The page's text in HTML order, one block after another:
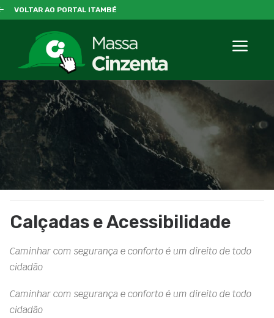
VOLTAR AO PORTAL ITAMBÉ
Calçadas e Acessibilidade
Caminhar com segurança e conforto é um direito de todo
cidadão
Caminhar com segurança e conforto é um direito de todo
cidadão